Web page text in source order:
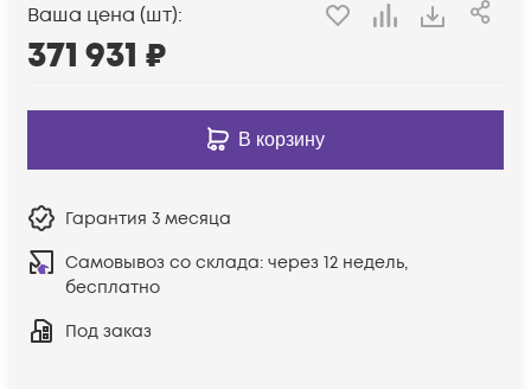
Ваша цена (шт):
371 931 ₽
В корзину
Гарантия 3 месяца
Самовывоз со склада: через 12 недель,
бесплатно
Под заказ